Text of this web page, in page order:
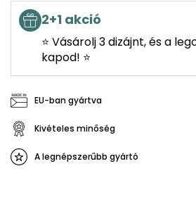
2+1 akció
⭐ Vásárolj 3 dizájnt, és a
kapod! ⭐
EU-ban gyártva
Kivételes minőség
A legnépszerűbb gyártó